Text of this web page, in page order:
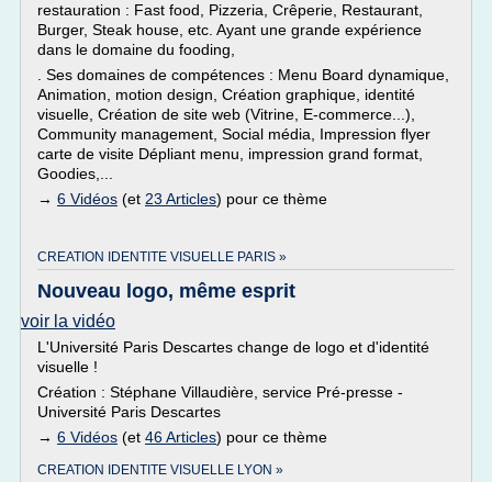
restauration : Fast food, Pizzeria, Crêperie, Restaurant,
Burger, Steak house, etc. Ayant une grande expérience
dans le domaine du fooding,
. Ses domaines de compétences : Menu Board dynamique,
Animation, motion design, Création graphique, identité
visuelle, Création de site web (Vitrine, E-commerce...),
Community management, Social média, Impression flyer
carte de visite Dépliant menu, impression grand format,
Goodies,...
→ 6 Vidéos (et 23 Articles) pour ce thème
CREATION IDENTITE VISUELLE PARIS »
Nouveau logo, même esprit
voir la vidéo
L'Université Paris Descartes change de logo et d'identité
visuelle !
Création : Stéphane Villaudière, service Pré-presse -
Université Paris Descartes
→ 6 Vidéos (et 46 Articles) pour ce thème
CREATION IDENTITE VISUELLE LYON »